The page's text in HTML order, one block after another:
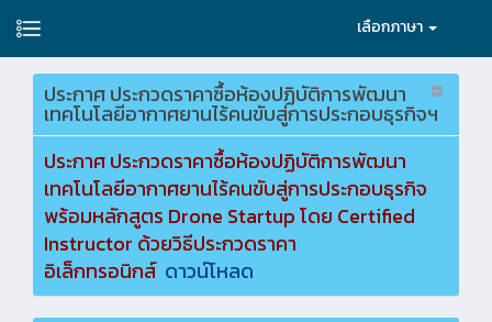
เลือกภาษา
ประกาศ ประกวดราคาซื้อห้องปฏิบัติการพัฒนา
เทคโนโลยีอากาศยานไร้คนขับสู่การประกอบธุรกิจฯ
ประกาศ ประกวดราคาซื้อห้องปฏิบัติการพัฒนา
เทคโนโลยีอากาศยานไร้คนขับสู่การประกอบธุรกิจ
พร้อมหลักสูตร Drone Startup โดย Certified
Instructor ด้วยวิธีประกวดราคา
อิเล็กทรอนิกส์ ดาวน์โหลด